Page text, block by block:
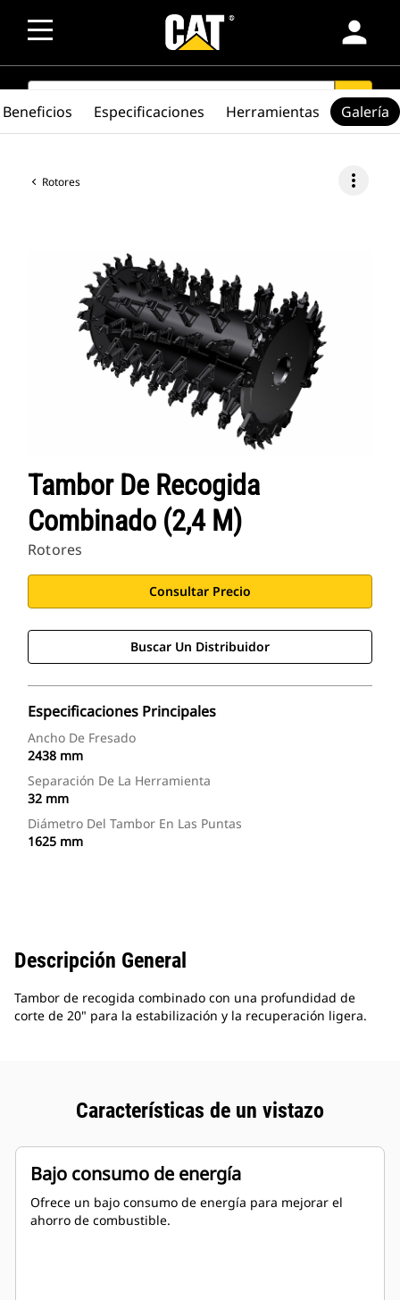
person
SEARCH search
Rotores more_vert
Tambor De Recogida
Combinado (2,4 M)
Rotores
Consultar Precio
Buscar Un Distribuidor
Especificaciones Principales
Ancho De Fresado
2438 mm
Separación De La Herramienta
32 mm
Diámetro Del Tambor En Las Puntas
1625 mm
Beneficios Especificaciones Herramientas Galería
Descripción General
Tambor de recogida combinado con una profundidad de
corte de 20" para la estabilización y la recuperación ligera.
Características de un vistazo
Bajo consumo de energía
Ofrece un bajo consumo de energía para mejorar el
ahorro de combustible.